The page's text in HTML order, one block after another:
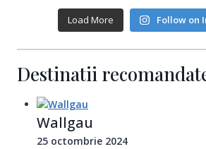
Load More Follow on
Destinatii
Wallgau
25 octombrie 2024